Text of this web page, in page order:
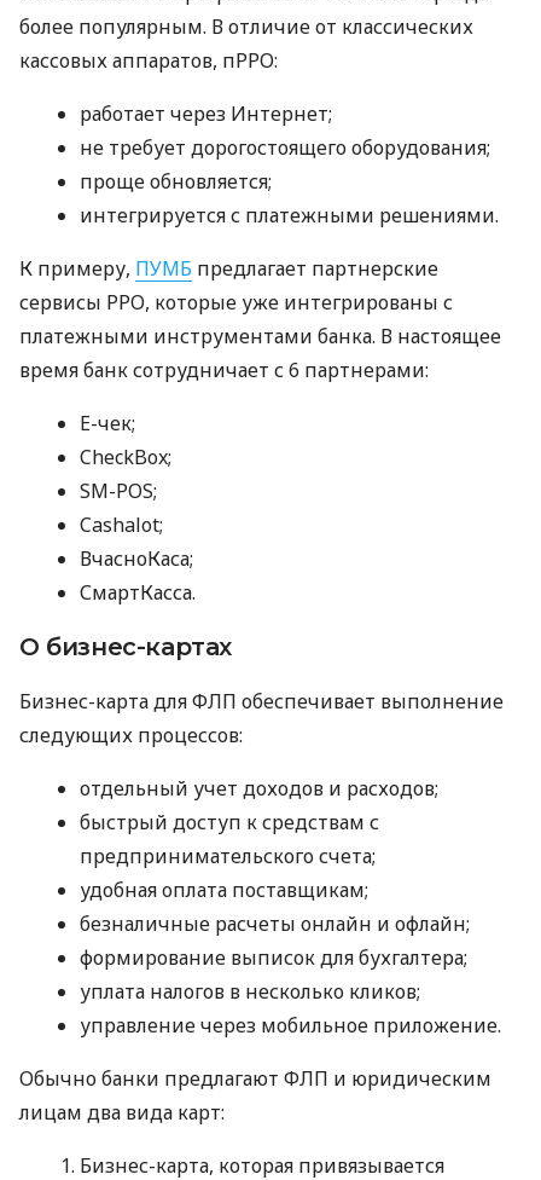
более популярным. В отличие от классических
кассовых аппаратов, пРРО:
работает через Интернет;
не требует дорогостоящего оборудования;
проще обновляется;
интегрируется с платежными решениями.
К примеру, ПУМБ предлагает партнерские
сервисы РРО, которые уже интегрированы с
платежными инструментами банка. В настоящее
время банк сотрудничает с 6 партнерами:
E-чек;
CheckBox;
SM-POS;
Cashalot;
ВчасноКаса;
СмартКасса.
О бизнес-картах
Бизнес-карта для ФЛП обеспечивает выполнение
следующих процессов:
отдельный учет доходов и расходов;
быстрый доступ к средствам с
предпринимательского счета;
удобная оплата поставщикам;
безналичные расчеты онлайн и офлайн;
формирование выписок для бухгалтера;
уплата налогов в несколько кликов;
управление через мобильное приложение.
Обычно банки предлагают ФЛП и юридическим
лицам два вида карт:
Бизнес-карта, которая привязывается